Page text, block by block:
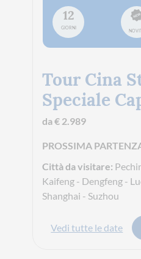
12
GIORNI
Tour Cina
Speciale
da € 2.989
PROSSIMA
Città da visitare:
Kaifeng - Dengfeng -
Shanghai - Suzhou
Vedi tutte le date